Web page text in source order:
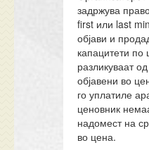
задржува
first или last
објави и
капацитети по
разликуваат
објавени во
го уплатиле
ценовник
надомест на
во цена.